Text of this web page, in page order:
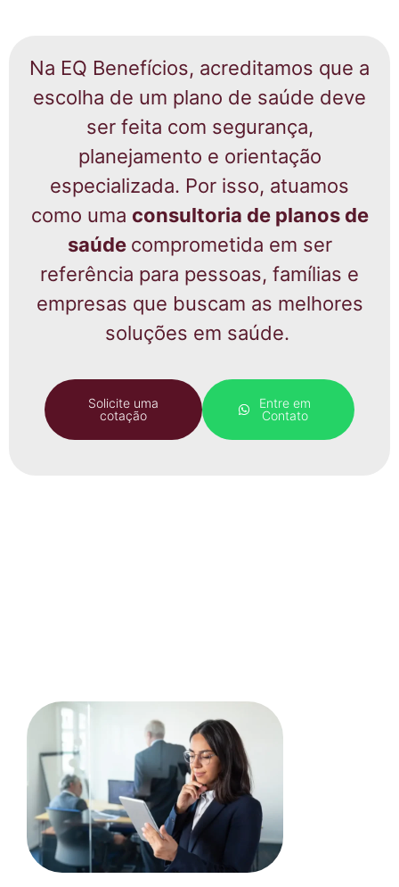
Na EQ Benefícios, acreditamos que a
escolha de um plano de saúde deve
ser feita com segurança,
planejamento e orientação
especializada. Por isso, atuamos
como uma consultoria de planos de
saúde comprometida em ser
referência para pessoas, famílias e
empresas que buscam as melhores
soluções em saúde.
Solicite uma
cotação
Entre em
Contato